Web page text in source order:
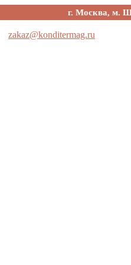
г. Москва, м.
zakaz@konditermag.ru